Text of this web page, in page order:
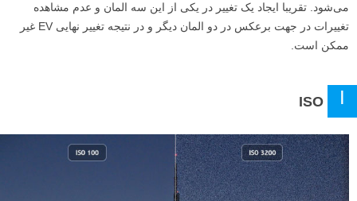
می‌شود. تقریبا ایجاد یک تغییر در یکی از این سه المان و عدم مشاهده
تغییرات در جهت برعکس در دو المان دیگر و در نتیجه تغییر نهایی EV غیر
ممکن است.
I
ISO